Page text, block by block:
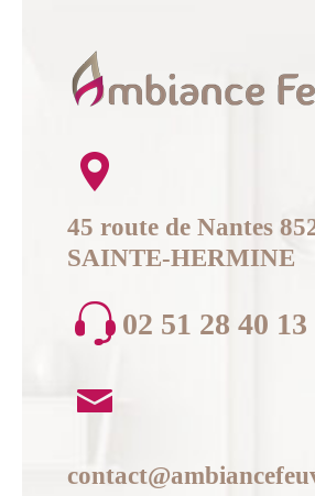
45 route de Nantes
SAINTE-HERMINE
02 51 28 40 13